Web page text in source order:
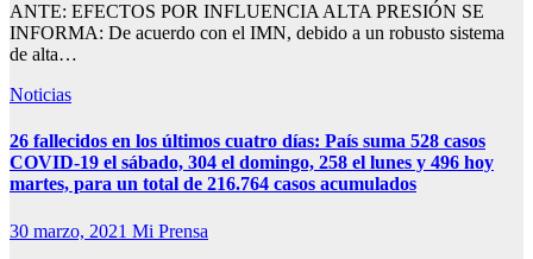
ANTE: EFECTOS POR INFLUENCIA ALTA PRESIÓN SE
INFORMA: De acuerdo con el IMN, debido a un robusto sistema
de alta…
Noticias
26 fallecidos en los últimos cuatro días: País suma 528 casos
COVID-19 el sábado, 304 el domingo, 258 el lunes y 496 hoy
martes, para un total de 216.764 casos acumulados
30 marzo, 2021 Mi Prensa